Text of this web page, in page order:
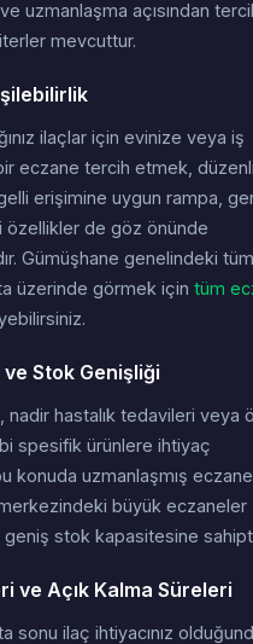
uzmanlaşma açısından
mevcuttur.
ilaçlar için evinize veya iş
eczane tercih etmek,
erişimine uygun rampa,
özellikler de göz önünde
Gümüşhane genelindeki tüm
üzerinde görmek için tüm
Stok Genişliği
nadir hastalık tedavileri veya
spesifik ürünlere ihtiyaç
konuda uzmanlaşmış
merkezindeki büyük eczaneler
stok kapasitesine
ve Açık Kalma Süreleri
sonu ilaç ihtiyacınız